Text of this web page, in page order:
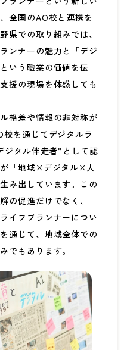
全国のAO校と連携を
県での取り組みでは、
ンナーの魅力と「デジ
いう職業の価値を伝
援の現場を体感しても
格差や情報の非対称が
を通じてデジタルラ
ジタル伴走者”として認
「地域×デジタル×人
み出しています。この
の促進だけでなく、
イフプランナーについ
通じて、地域全体での
でもあります。